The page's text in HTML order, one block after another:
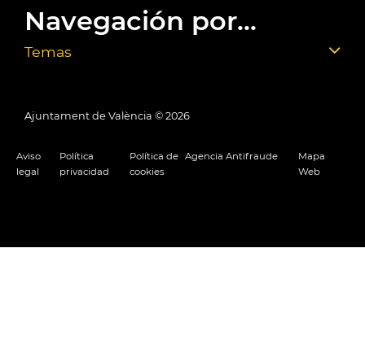
Navegación por...
Temas
Ajuntament de València © 2026
Aviso
legal
Política
privacidad
Política de
cookies
Agencia Antifraude
Mapa
Web